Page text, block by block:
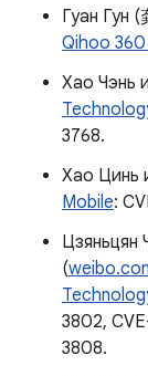
Гуан Гун (
Qihoo
Хао Чэнь
3768.
Хао Цинь
Mobile:
Цзяньцян
(
3802,
3808.